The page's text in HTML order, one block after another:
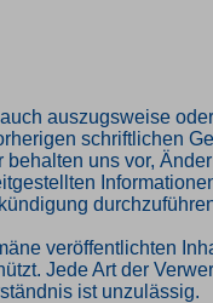
auszugsweise
schriftlichen
behalten uns vor,
veröffentlichten
Jede Art der
ist unzulässig.